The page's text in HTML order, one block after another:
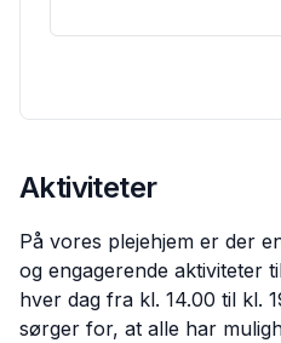
Aktiviteter
På vores plejehjem er der
og engagerende aktiviteter
hver dag fra kl. 14.00 til kl.
sørger for, at alle har